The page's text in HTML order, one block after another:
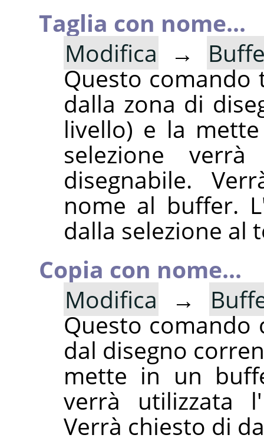
Taglia con nome...
Modifica →
Questo comando
dalla zona di
livello) e la
selezione
disegnabile.
nome al buffer.
dalla selezione al
Copia con nome...
Modifica →
Questo comando
dal disegno
mette in un
verrà utilizzata
Verrà chiesto di